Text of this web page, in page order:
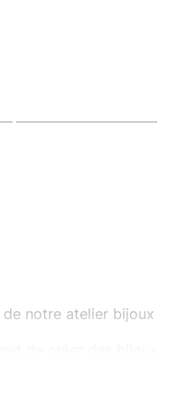
notre atelier bijoux
minimalistes, les